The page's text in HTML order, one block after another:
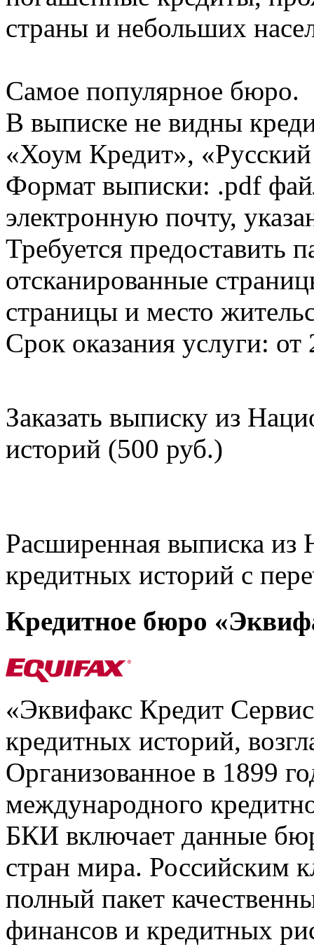
страны и небольших
Самое популярное бюро.
В выписке не видны
«Хоум Кредит»,
Формат выписки: .pdf
электронную почту,
Требуется предоставить
отсканированные
страницы и место
Срок оказания услуги: от
Заказать выписку из
историй (500 руб.)
Расширенная выписка из
кредитных историй с
Кредитное бюро
«Эквифакс Кредит
кредитных историй,
Организованное в 1899
международного
БКИ включает данные
стран мира. Российским
полный пакет
финансов и кредитных